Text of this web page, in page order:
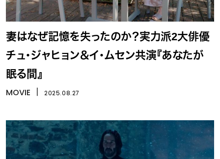
妻はなぜ記憶を失ったのか？実力派2大俳優
チュ・ジャヒョン＆イ・ムセン共演『あなたが
眠る間』
MOVIE 2025.08.27